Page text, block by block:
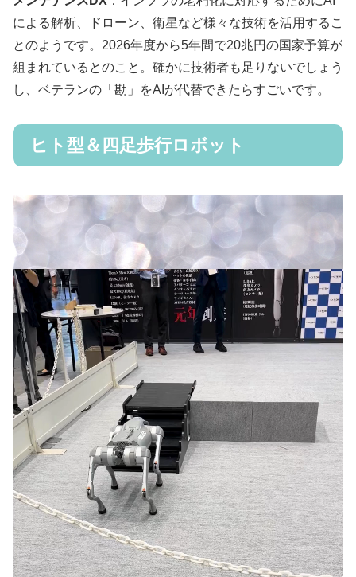
による解析、ドローン、衛星など様々な技術を活用するこ
とのようです。2026年度から5年間で20兆円の国家予算が
組まれているとのこと。確かに技術者も足りないでしょう
し、ベテランの「勘」をAIが代替できたらすごいです。
ヒト型＆四足歩行ロボット